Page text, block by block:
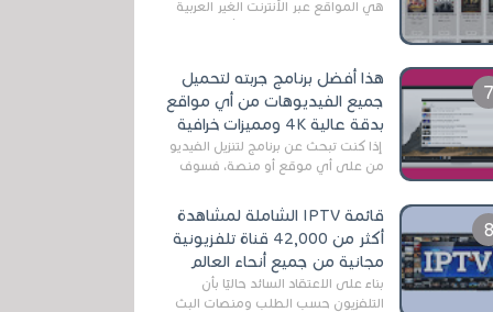
هي المواقع عبر الأنترنت الغير العربية
التي تقدم خدمة تحميل الأفلام على
هذا أفضل برنامج جربته لتحميل
جميع الفيديوهات من أي مواقع
بدقة عالية 4K ومميزات خرافية
إذا كنت تبحث عن برنامج لتنزيل الفيديو
من على أي موقع أو منصة، فسوف
الخاصة بالبرامج والتطبيقات في هذا
المج...
قائمة IPTV الشاملة لمشاهدة
أكثر من 42,000 قناة تلفزيونية
مجانية من جميع أنحاء العالم
بناءً على الاعتقاد السائد حاليًا بأن
التلفزيون حسب الطلب ومنصات البث